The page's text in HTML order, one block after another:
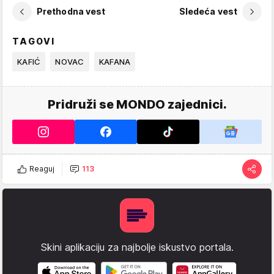
Prethodna vest Sledeća vest
TAGOVI
KAFIĆ NOVAC KAFANA
Pridruži se MONDO zajednici.
Reaguj 113
Skini aplikaciju za najbolje iskustvo portala.